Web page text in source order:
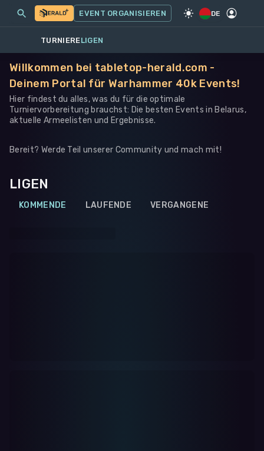
SPIEL·WARHAMMER 40K
MEINE EVENTS MEHR
EVENT ORGANISIEREN DE
TURNIERELIGEN
Willkommen bei tabletop-herald.com -
Deinem Portal für Warhammer 40k Events!
Hier findest du alles, was du für die optimale
Turniervorbereitung brauchst: Die besten Events in Belarus,
aktuelle Armeelisten und Ergebnisse.
Bereit? Werde Teil unserer Community und mach mit!
LIGEN
KOMMENDE LAUFENDE VERGANGENE